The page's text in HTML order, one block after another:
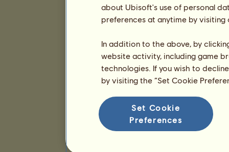
about Ubisoft's use of personal
preferences at anytime by
In addition to the above, by
website activity, including game
technologies. If you wish to
by visiting the “Set Cookie
Set Cookie
Preferences